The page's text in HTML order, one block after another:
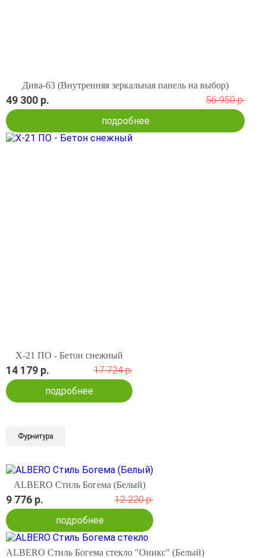
Дива-63 (Внутренняя зеркальная панель на выбор)
49 300 р.
56 950 р.
подробнее
X-21 ПО - Бетон снежный
14 179 р.
17 724 р.
подробнее
Фурнитура
ALBERO Стиль Богема (Белый)
9 776 р.
12 220 р.
подробнее
ALBERO Стиль Богема стекло "Оникс" (Белый)